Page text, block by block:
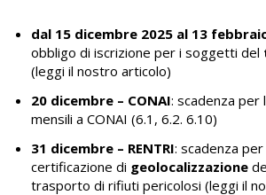
dal 15 dicembre 2025 al 13 febbraio
obbligo di iscrizione per i soggetti del
(leggi il nostro articolo)
20 dicembre – CONAI: scadenza per
mensili a CONAI (6.1, 6.2. 6.10)
31 dicembre – RENTRI: scadenza
certificazione di geolocalizzazione
trasporto di rifiuti pericolosi (leggi il